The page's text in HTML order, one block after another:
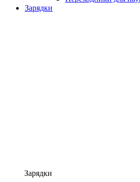
Зарядки
Зарядки